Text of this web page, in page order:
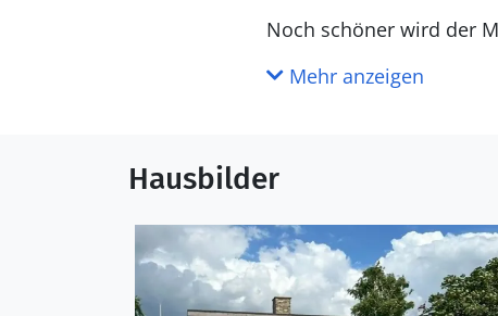
Noch schöner wird der
Abende mit Ihrer
Erkunden Sie die nahe
schnell mit dem Auto
Erlebnissen.
Mehr anzeigen
Hausbilder